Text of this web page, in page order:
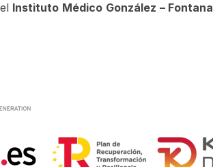
Instituto Médico González – Fontana